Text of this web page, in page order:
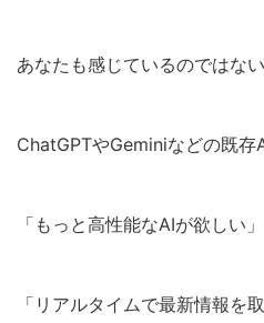
あなたも感じているのではな
ChatGPTやGeminiなどの既存
「もっと高性能なAIが欲しい」
「リアルタイムで最新情報を